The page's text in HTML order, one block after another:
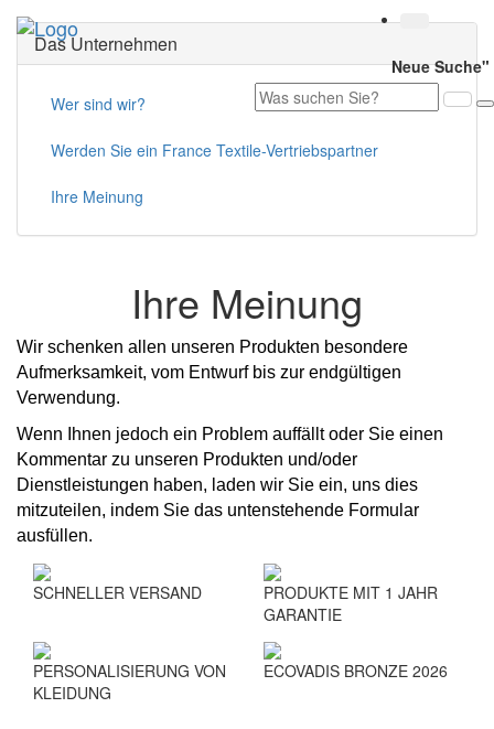
Neue Suche"
Das Unternehmen
Wer sind wir?
Werden Sie ein France Textile-Vertriebspartner
Ihre Meinung
Ihre Meinung
Wir schenken allen unseren Produkten besondere
Aufmerksamkeit, vom Entwurf bis zur endgültigen
Verwendung.
Wenn Ihnen jedoch ein Problem auffällt oder Sie einen
Kommentar zu unseren Produkten und/oder
Dienstleistungen haben, laden wir Sie ein, uns dies
mitzuteilen, indem Sie das untenstehende Formular
ausfüllen.
SCHNELLER VERSAND
PRODUKTE MIT 1 JAHR
GARANTIE
PERSONALISIERUNG VON
KLEIDUNG
ECOVADIS BRONZE 2026